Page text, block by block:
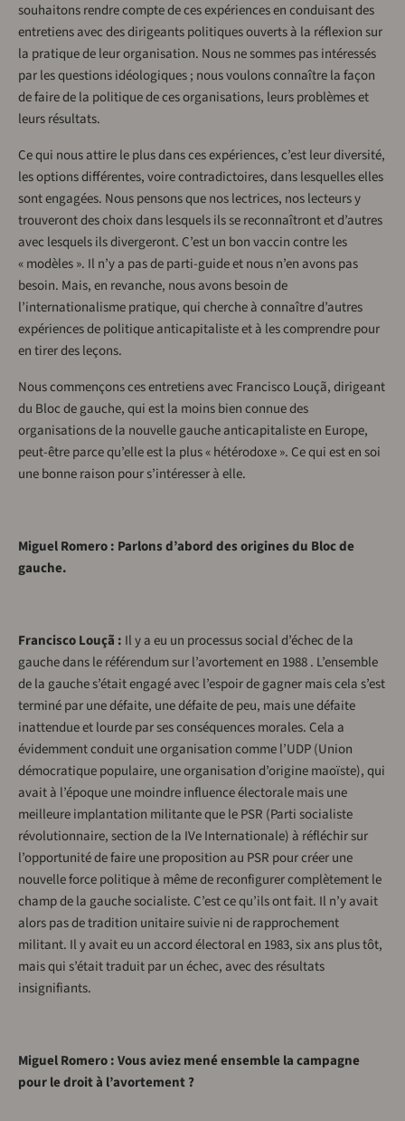
souhaitons rendre compte de ces expériences en conduisant des
entretiens avec des dirigeants politiques ouverts à la réflexion sur
la pratique de leur organisation. Nous ne sommes pas intéressés
par les questions idéologiques ; nous voulons connaître la façon
de faire de la politique de ces organisations, leurs problèmes et
leurs résultats.
Ce qui nous attire le plus dans ces expériences, c’est leur diversité,
les options différentes, voire contradictoires, dans lesquelles elles
sont engagées. Nous pensons que nos lectrices, nos lecteurs y
trouveront des choix dans lesquels ils se reconnaîtront et d’autres
avec lesquels ils divergeront. C’est un bon vaccin contre les
« modèles ». Il n’y a pas de parti-guide et nous n’en avons pas
besoin. Mais, en revanche, nous avons besoin de
l’internationalisme pratique, qui cherche à connaître d’autres
expériences de politique anticapitaliste et à les comprendre pour
en tirer des leçons.
Nous commençons ces entretiens avec Francisco Louçã, dirigeant
du Bloc de gauche, qui est la moins bien connue des
organisations de la nouvelle gauche anticapitaliste en Europe,
peut-être parce qu’elle est la plus « hétérodoxe ». Ce qui est en soi
une bonne raison pour s’intéresser à elle.
Miguel Romero : Parlons d’abord des origines du Bloc de
gauche.
Francisco Louçã : Il y a eu un processus social d’échec de la
gauche dans le référendum sur l’avortement en 1988 . L’ensemble
de la gauche s’était engagé avec l’espoir de gagner mais cela s’est
terminé par une défaite, une défaite de peu, mais une défaite
inattendue et lourde par ses conséquences morales. Cela a
évidemment conduit une organisation comme l’UDP (Union
démocratique populaire, une organisation d’origine maoïste), qui
avait à l’époque une moindre influence électorale mais une
meilleure implantation militante que le PSR (Parti socialiste
révolutionnaire, section de la IVe Internationale) à réfléchir sur
l’opportunité de faire une proposition au PSR pour créer une
nouvelle force politique à même de reconfigurer complètement le
champ de la gauche socialiste. C’est ce qu’ils ont fait. Il n’y avait
alors pas de tradition unitaire suivie ni de rapprochement
militant. Il y avait eu un accord électoral en 1983, six ans plus tôt,
mais qui s’était traduit par un échec, avec des résultats
insignifiants.
Miguel Romero : Vous aviez mené ensemble la campagne
pour le droit à l’avortement ?